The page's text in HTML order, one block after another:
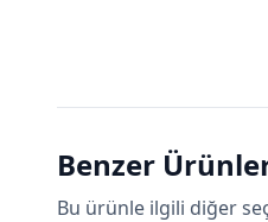
Benzer
Bu ürünle ilgili diğer